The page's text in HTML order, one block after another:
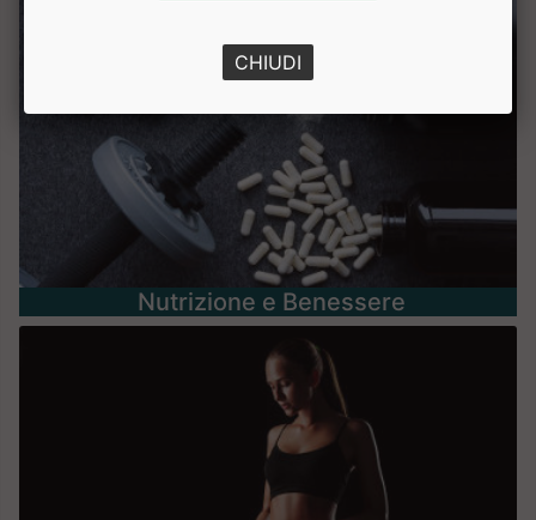
Nutrizione e Benessere
CHIUDI